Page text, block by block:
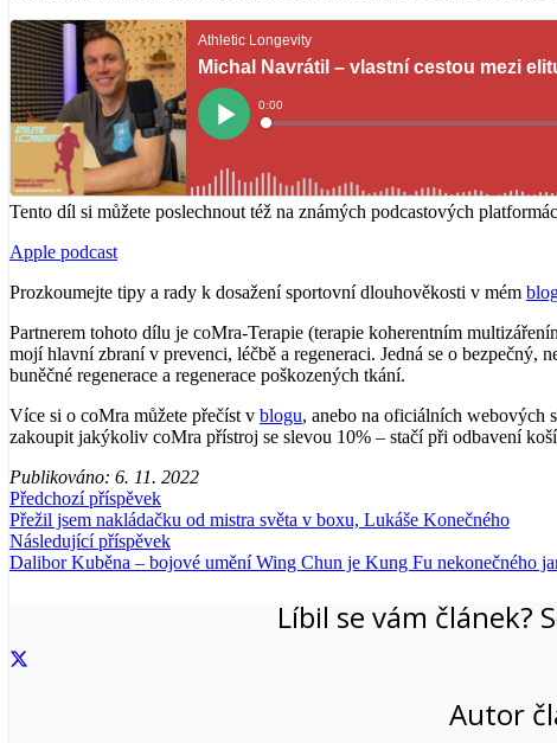
Tento díl si můžete poslechnout též na známých podcastových
Apple podcast
Prozkoumejte tipy a rady k dosažení sportovní dlouhověkosti v mém
Partnerem tohoto dílu je coMra-Terapie (terapie koherentním
mojí hlavní zbraní v prevenci, léčbě a regeneraci. Jedná se o
buněčné regenerace a regenerace poškozených tkání.
Více si o coMra můžete přečíst v blogu, anebo na oficiálních webových
zakoupit jakýkoliv coMra přístroj se slevou 10% – stačí při odbavení
Publikováno: 6. 11. 2022
Předchozí příspěvek
Přežil jsem nakládačku od mistra světa v boxu, Lukáše Konečného
Následující příspěvek
Dalibor Kuběna – bojové umění Wing Chun je Kung Fu nekonečného
Líbil se vám článek?
Autor